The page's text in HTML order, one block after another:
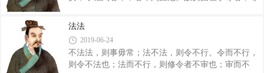
咚ィ硕荒苤⒕溃晕荆虼蟪�
恐；罚不严，令不行，则百吏皆喜。故明君察于治民
之本，本莫要于令。故曰：亏令者死，益令者死，不
行令者死，留令者死，不从令者死。五者死而无赦，
唯令是视。故曰：令重而下恐。 为上者不明，令
出虽自上，而论可与不可者在下。夫倍上令以为威，
法法
2019-06-24
不法法，则事毋常；法不法，则令不行。令而不行，
则令不法也；法而不行，则修令者不审也；审而不